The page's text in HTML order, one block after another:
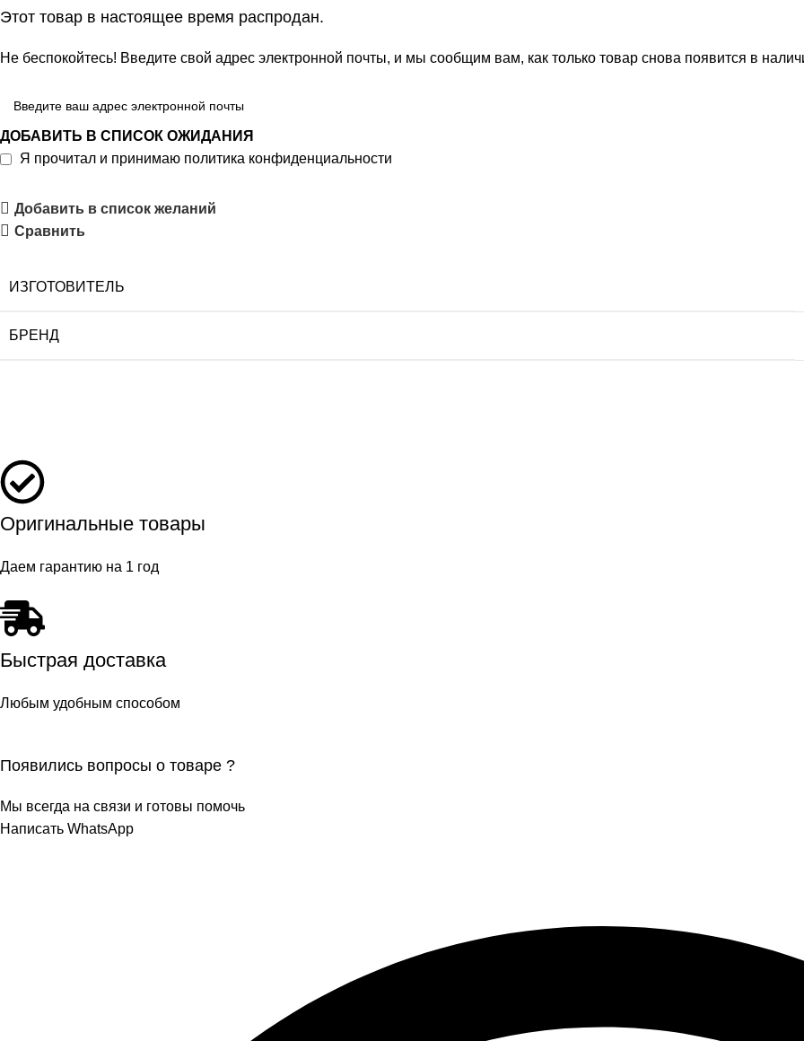
Этот товар в настоящее время распродан.
Не беспокойтесь! Введите свой адрес электронной почты, и мы сообщим вам, как только товар снова появится в
ДОБАВИТЬ В СПИСОК ОЖИДАНИЯ
Я прочитал и принимаю политика конфиденциальности
Добавить в список желаний
Сравнить
ИЗГОТОВИТЕЛЬ
БРЕНД
Оригинальные товары
Даем гарантию на 1 год
Быстрая доставка
Любым удобным способом
Появились вопросы о товаре ?
Мы всегда на связи и готовы помочь
Написать WhatsApp